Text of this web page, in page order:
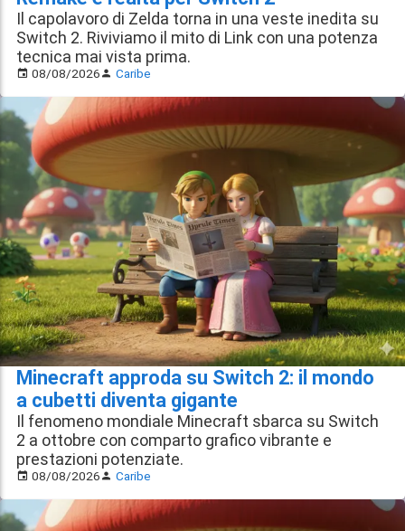
Il capolavoro di Zelda torna in una veste inedita su
Switch 2. Riviviamo il mito di Link con una potenza
tecnica mai vista prima.
08/08/2026 Caribe
Minecraft approda su Switch 2: il mondo
a cubetti diventa gigante
Il fenomeno mondiale Minecraft sbarca su Switch
2 a ottobre con comparto grafico vibrante e
prestazioni potenziate.
08/08/2026 Caribe